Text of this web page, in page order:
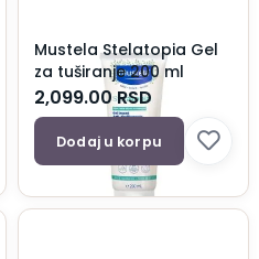
Mustela Stelatopia Gel
za tuširanje 200 ml
2,099.00RSD
Dodaj u korpu